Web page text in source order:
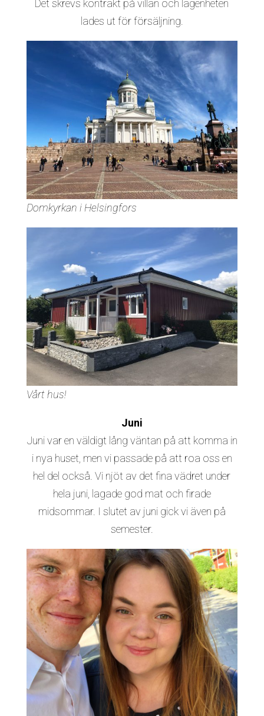
Det skrevs kontrakt på villan och lägenheten
lades ut för försäljning.
Domkyrkan i Helsingfors
Vårt hus!
Juni
Juni var en väldigt lång väntan på att komma in
i nya huset, men vi passade på att roa oss en
hel del också. Vi njöt av det fina vädret under
hela juni, lagade god mat och firade
midsommar. I slutet av juni gick vi även på
semester.